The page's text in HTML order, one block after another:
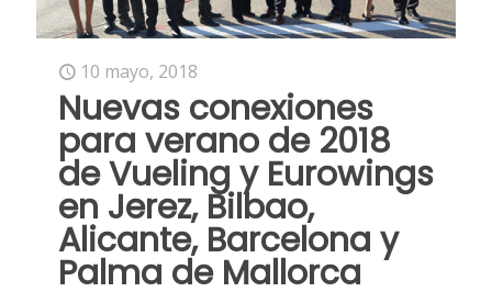
10 mayo, 2018
Nuevas conexiones
para verano de 2018
de Vueling y Eurowings
en Jerez, Bilbao,
Alicante, Barcelona y
Palma de Mallorca